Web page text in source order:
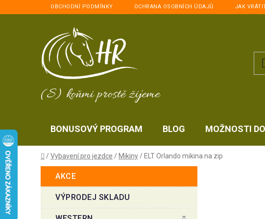
na
OBCHODNÍ PODMÍNKY OCHRANA OSOBNÍCH ÚDAJŮ JAK
(S) koňmi prostě žijeme
BONUSOVÝ PROGRAM BLOG MOŽNOSTI
Domů
/Vybavení pro jezdce / Mikiny / ELT Orlando mikina na zip
o
t
kategorie
AKCE
VÝPRODEJ SKLADU